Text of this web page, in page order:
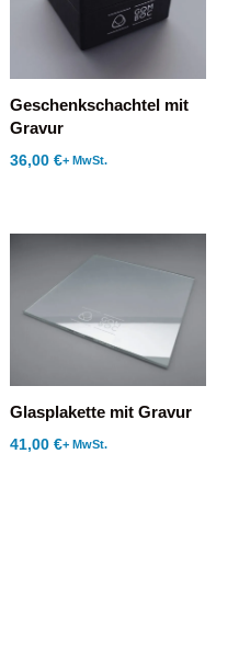
Geschenkschachtel mit
Gravur
36,00 €+ MwSt.
Glasplakette mit Gravur
41,00 €+ MwSt.